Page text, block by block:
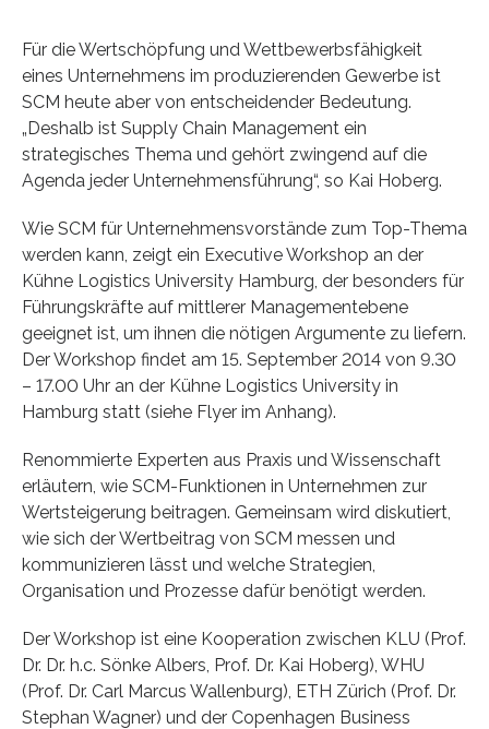
Für die Wertschöpfung und Wettbewerbsfähigkeit
eines Unternehmens im produzierenden Gewerbe ist
SCM heute aber von entscheidender Bedeutung.
„Deshalb ist Supply Chain Management ein
strategisches Thema und gehört zwingend auf die
Agenda jeder Unternehmensführung“, so Kai Hoberg.
Wie SCM für Unternehmensvorstände zum Top-Thema
werden kann, zeigt ein Executive Workshop an der
Kühne Logistics University Hamburg, der besonders für
Führungskräfte auf mittlerer Managementebene
geeignet ist, um ihnen die nötigen Argumente zu liefern.
Der Workshop findet am 15. September 2014 von 9.30
– 17.00 Uhr an der Kühne Logistics University in
Hamburg statt (siehe Flyer im Anhang).
Renommierte Experten aus Praxis und Wissenschaft
erläutern, wie SCM-Funktionen in Unternehmen zur
Wertsteigerung beitragen. Gemeinsam wird diskutiert,
wie sich der Wertbeitrag von SCM messen und
kommunizieren lässt und welche Strategien,
Organisation und Prozesse dafür benötigt werden.
Der Workshop ist eine Kooperation zwischen KLU (Prof.
Dr. Dr. h.c. Sönke Albers, Prof. Dr. Kai Hoberg), WHU
(Prof. Dr. Carl Marcus Wallenburg), ETH Zürich (Prof. Dr.
Stephan Wagner) und der Copenhagen Business